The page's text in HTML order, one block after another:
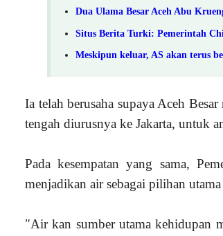
Dua Ulama Besar Aceh Abu
Situs Berita Turki: Pemerintah
Meskipun keluar, AS akan terus
Ia telah berusaha supaya Aceh
tengah diurusnya ke Jakarta, untuk
Pada kesempatan yang sama,
menjadikan air sebagai pilihan
"Air kan sumber utama kehidupan